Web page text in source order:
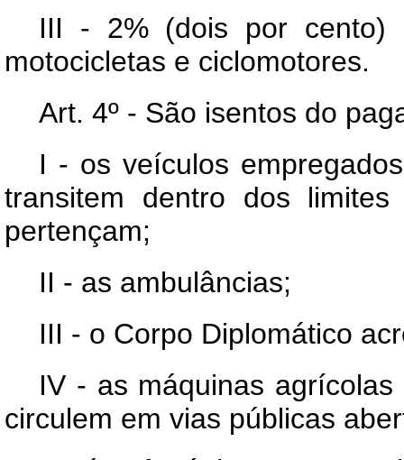
III - 2% (dois por cento)
motocicletas e ciclomotores.
Art. 4º - São isentos do
I - os veículos
transitem dentro dos
pertençam;
II - as ambulâncias;
III - o Corpo Diplomático
IV - as máquinas
circulem em vias públicas